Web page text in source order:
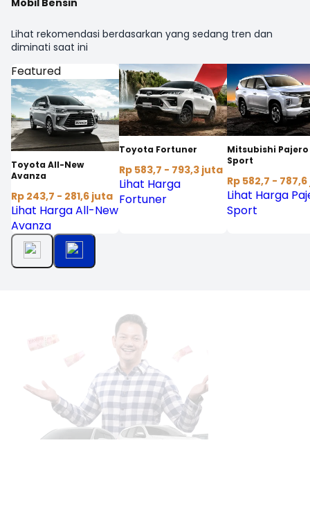
Mobil Bensin
Lihat rekomendasi berdasarkan yang sedang tren dan
diminati saat ini
Featured
Toyota All-New
Avanza
Rp 243,7 - 281,6 juta
Lihat Harga All-New
Avanza
Toyota Fortuner
Rp 583,7 - 793,3 juta
Lihat Harga
Fortuner
Mitsubishi Pajero
Sport
Rp 582,7 -
Lihat Harga
Sport